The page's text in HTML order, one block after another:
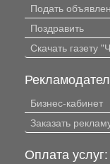
Подать
Поздравить
Скачать газету
Бизнес-кабинет
Заказать
Оплата услуг: